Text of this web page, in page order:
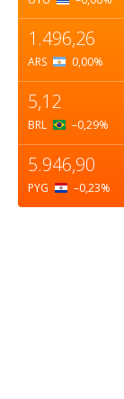
1.496,26
ARS 0,00%
5,12
BRL –0,29%
5.946,90
PYG –0,23%